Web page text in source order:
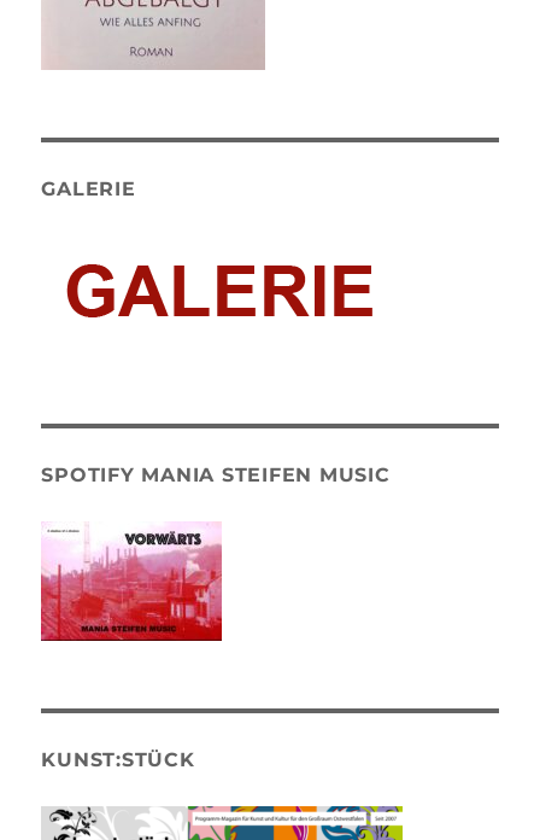
GALERIE
SPOTIFY MANIA STEIFEN MUSIC
KUNST:STÜCK